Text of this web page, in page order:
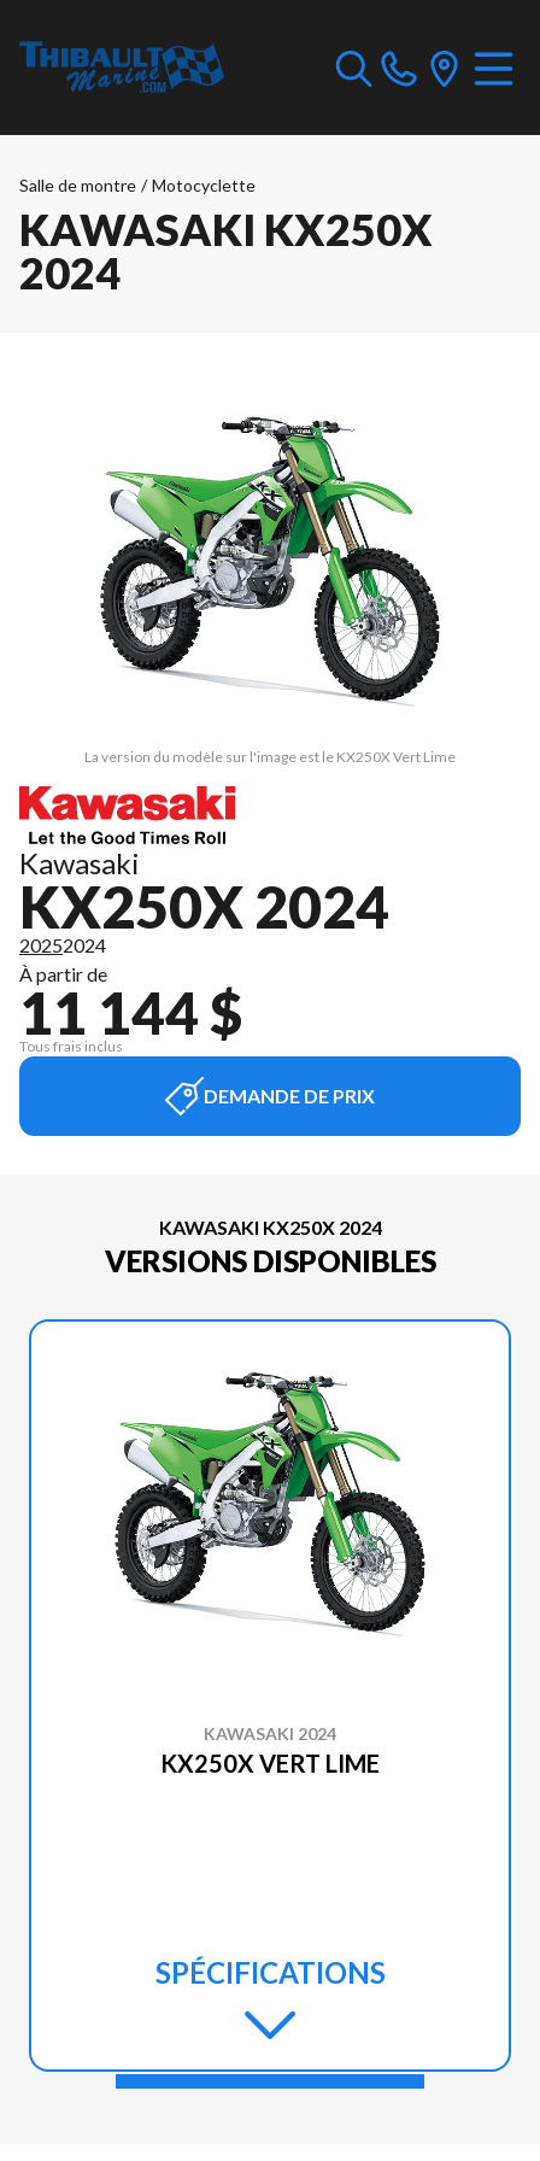
Salle de montre / Motocyclette
KAWASAKI KX250X
2024
La version du modèle sur l'image est le KX250X Vert Lime
Kawasaki
KX250X 2024
20252024
À partir de
11 144 $
Tous frais inclus
DEMANDE DE PRIX
KAWASAKI KX250X 2024
VERSIONS DISPONIBLES
KAWASAKI 2024
KX250X VERT LIME
SPÉCIFICATIONS